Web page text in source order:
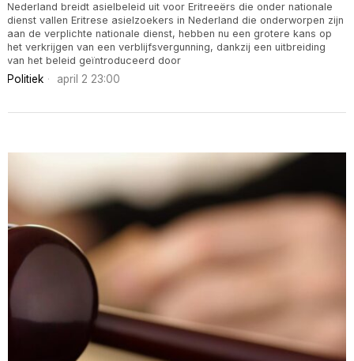
Nederland breidt asielbeleid uit voor Eritreeërs die onder nationale
dienst vallen Eritrese asielzoekers in Nederland die onderworpen zijn
aan de verplichte nationale dienst, hebben nu een grotere kans op
het verkrijgen van een verblijfsvergunning, dankzij een uitbreiding
van het beleid geïntroduceerd door
Politiek april 2 23:00